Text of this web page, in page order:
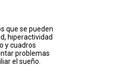
que se pueden
hiperactividad
y cuadros
problemas
el sueño.